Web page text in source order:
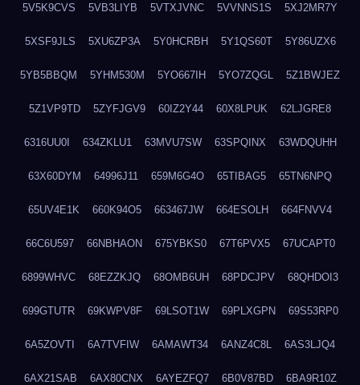
5V5K9CVS 5VB3LIYB 5VTXJVNC 5VVNNS1S 5XJ2MR7Y
5XSF9JLS 5XU6ZP3A 5Y0HCRBH 5Y1QS60T 5Y86UZX6
5YB5BBQM 5YHM530M 5YO667IH 5YO7ZQGL 5Z1BWJEZ
5Z1VP9TD 5ZYFJGV9 60IZ2Y44 60X8LPUK 62LJGRE8
6316UU0I 634ZKLU1 63MVU7SW 63SPQINX 63WDQUHH
63X60DYM 64996J11 659M6G4O 65TIBAG5 65TN6NPQ
65UV4E1K 660K94O5 663467JW 664ESOLH 664FNVV4
66C6U597 66NBHAON 675YBKS0 67T6PVX5 67UCAPT0
6899WHVC 68EZZKJQ 68OMB6UH 68PDCJPV 68QHDOI3
699GTUTR 69KWPV8F 69LSOT1W 69PLXGPN 69S53RP0
6A5ZOVTI 6A7TVFIW 6AMAWT34 6ANZ4C8L 6AS3LJQ4
6AX21SAB 6AX80CNX 6AYEZFQ7 6B0V87BD 6BA9R10Z